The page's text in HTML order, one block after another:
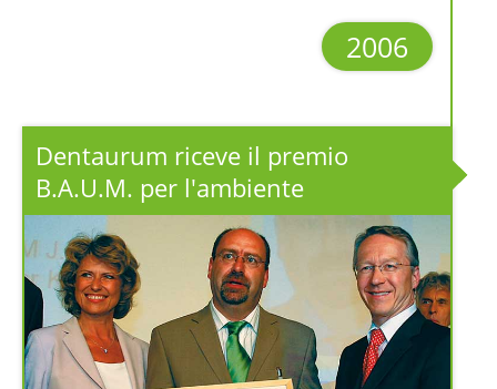
2006
Dentaurum riceve il premio
B.A.U.M. per l'ambiente